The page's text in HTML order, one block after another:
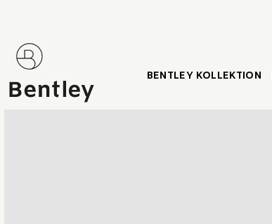
BENTLEY KOLLEKTION